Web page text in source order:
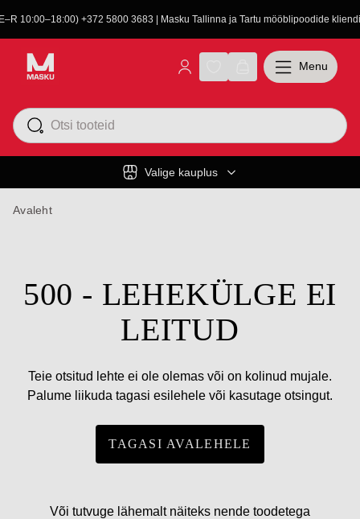
10:00–18:00) +372 5800 3683 | Masku Tallinna ja Tartu mööblipoodide
Valige kauplus
Menu
Avaleht
500 - LEHEKÜLGE EI
LEITUD
Teie otsitud lehte ei ole olemas või on kolinud mujale.
Palume liikuda tagasi esilehele või kasutage otsingut.
TAGASI AVALEHELE
Või tutvuge lähemalt näiteks nende toodetega